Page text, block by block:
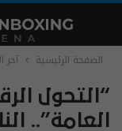
الصفحة الرئيسية آخر
“التحول
العامة”..